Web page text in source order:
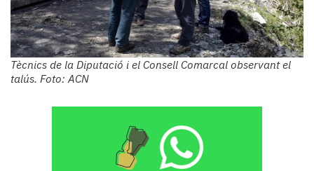
escena!
Dis
la
teva!
Subscriptors
Tècnics de la Diputació i el Consell Comarcal observant el
talús. Foto: ACN